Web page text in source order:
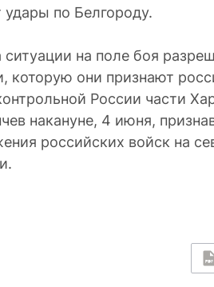
по Белгороду.
на поле боя
которую они признают
России части
накануне, 4 июня,
российских войск на